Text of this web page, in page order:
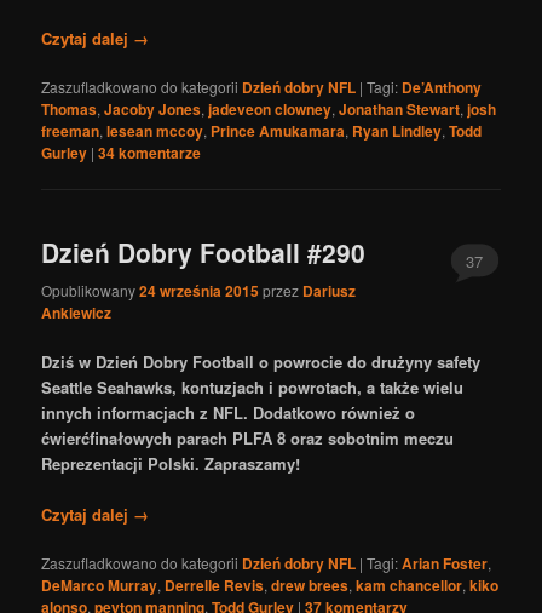
Czytaj dalej →
Zaszufladkowano do kategorii Dzień dobry NFL |Tagi: De’Anthony
Thomas,Jacoby Jones,jadeveon clowney,Jonathan Stewart,josh
freeman,lesean mccoy, Prince Amukamara, Ryan Lindley,Todd
Gurley |34komentarze
Dzień Dobry Football #290
Opublikowany24 września 2015przez Dariusz
Ankiewicz
37
Dziś w Dzień Dobry Football o powrocie do drużyny safety
Seattle Seahawks, kontuzjach i powrotach, a także wielu
innych informacjach z NFL. Dodatkowo również o
ćwierćfinałowych parach PLFA 8 oraz sobotnim meczu
Reprezentacji Polski. Zapraszamy!
Czytaj dalej →
Zaszufladkowano do kategorii Dzień dobry NFL |Tagi:Arian Foster,
DeMarco Murray, Derrelle Revis,drew brees,kam chancellor,kiko
alonso,peyton manning,Todd Gurley |37komentarzy